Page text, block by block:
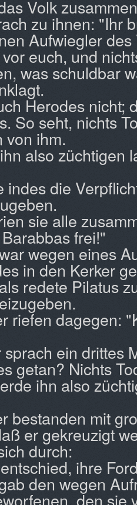
Volk zusammen
zu ihnen: "Ihr
Aufwiegler
euch, und
was schuldbar
Herodes nicht;
So seht, nichts
von ihm.
also züchtigen
indes die
sie alle
frei!"
wegen eines
in den Kerker
redete Pilatus
riefen dagegen:
ein drittes
getan? Nichts
ihn also
bestanden mit
er gekreuzigt
durch:
ihre
den wegen
den sie